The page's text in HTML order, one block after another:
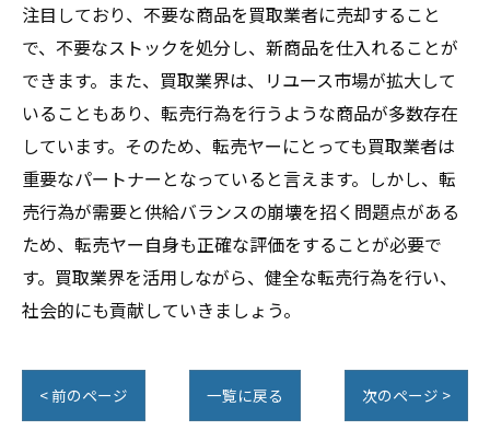
注目しており、不要な商品を買取業者に売却すること
で、不要なストックを処分し、新商品を仕入れることが
できます。また、買取業界は、リユース市場が拡大して
いることもあり、転売行為を行うような商品が多数存在
しています。そのため、転売ヤーにとっても買取業者は
重要なパートナーとなっていると言えます。しかし、転
売行為が需要と供給バランスの崩壊を招く問題点がある
ため、転売ヤー自身も正確な評価をすることが必要で
す。買取業界を活用しながら、健全な転売行為を行い、
社会的にも貢献していきましょう。
< 前のページ 一覧に戻る 次のページ >